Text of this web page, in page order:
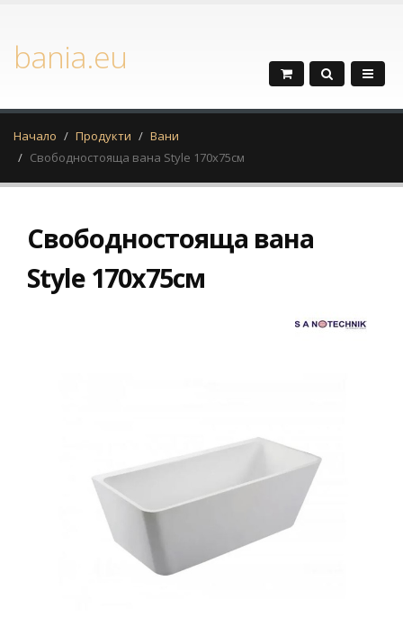
bania.eu
Начало Продукти
Вани
Свободностояща вана Style 170x75см
Свободностояща вана
Style 170x75см